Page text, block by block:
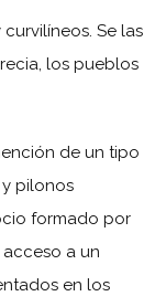
Se las
los pueblos
de un tipo
y pilonos
formado por
a un
en los